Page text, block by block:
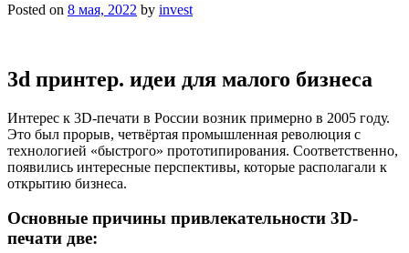
Posted on 8 мая, 2022 by invest
3d принтер. идеи для малого бизнеса
Интерес к 3D-печати в России возник примерно в 2005 году.
Это был прорыв, четвёртая промышленная революция с
технологией «быстрого» прототипирования. Соответственно,
появились интересные перспективы, которые располагали к
открытию бизнеса.
Основные причины привлекательности 3D-
печати две: